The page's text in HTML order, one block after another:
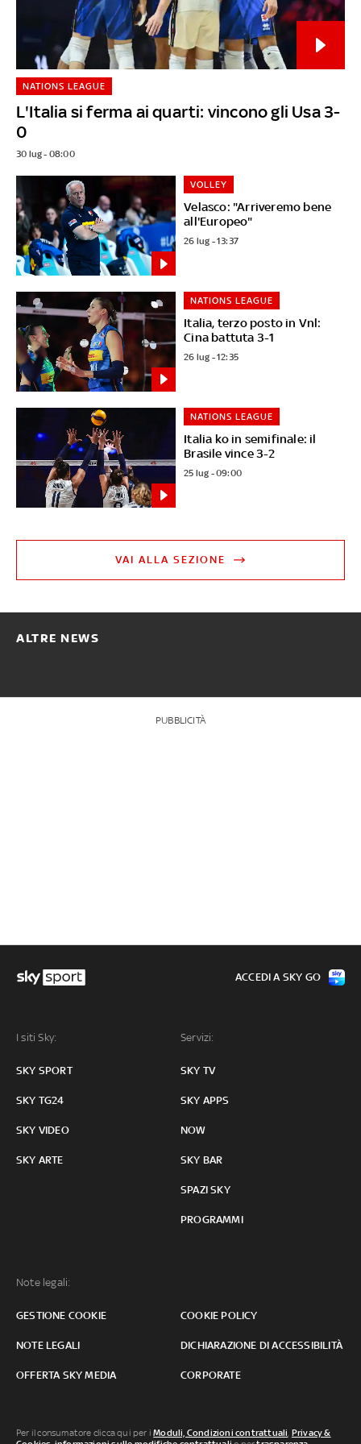
L'Italia si ferma ai quarti: vincono gli Usa 3-
0
NATIONS LEAGUE
30 lug - 08:00
Velasco: "Arriveremo bene
all'Europeo"
VOLLEY
26 lug - 13:37
Italia, terzo posto in Vnl:
Cina battuta 3-1
NATIONS LEAGUE
26 lug - 12:35
Italia ko in semifinale: il
Brasile vince 3-2
NATIONS LEAGUE
25 lug - 09:00
VAI ALLA SEZIONE
ALTRE NEWS
PUBBLICITÀ
I siti Sky:
SKY SPORT
SKY TG24
SKY VIDEO
SKY ARTE
Servizi:
SKY TV
SKY APPS
NOW
SKY BAR
SPAZI SKY
PROGRAMMI
Note legali:
GESTIONE COOKIE COOKIE POLICY
NOTE LEGALI DICHIARAZIONE DI ACCESSIBILITÀ
OFFERTA SKY MEDIA CORPORATE
ACCEDI A SKY GO
Per il consumatore clicca qui per iModuli, Condizioni contrattuali Privacy &